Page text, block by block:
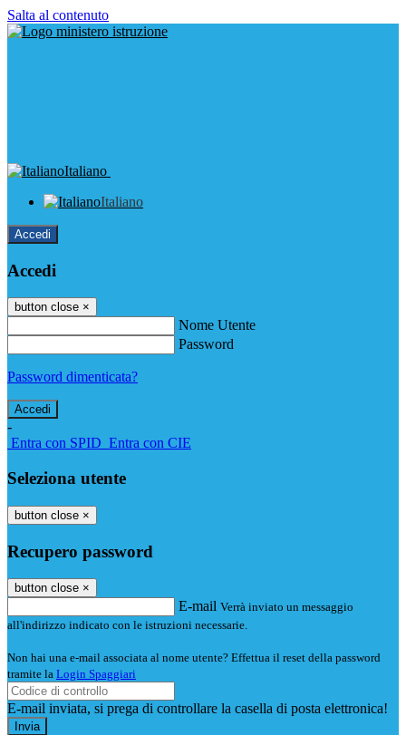
Salta al contenuto
Italiano
Italiano
Accedi
Accedi
button close ×
Nome Utente
Password
Password dimenticata?
-
Entra con SPID Entra con CIE
Seleziona utente
button close ×
Recupero password
button close ×
E-mail Verrà inviato un messaggio
all'indirizzo indicato con le istruzioni necessarie.
Non hai una e-mail associata al nome utente? Effettua il reset della password
tramite la Login Spaggiari
E-mail inviata, si prega di controllare la casella di posta elettronica!